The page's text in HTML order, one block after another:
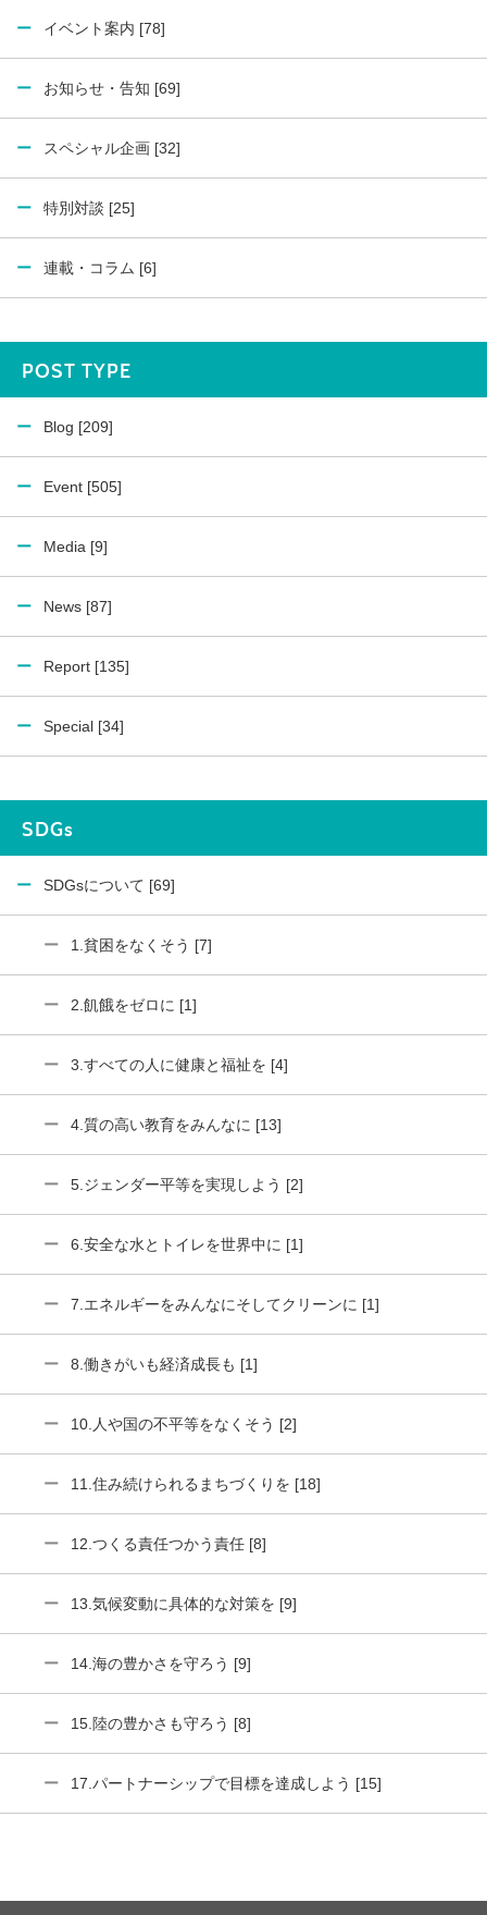
イベント案内 [78]
お知らせ・告知 [69]
スペシャル企画 [32]
特別対談 [25]
連載・コラム [6]
POST TYPE
Blog [209]
Event [505]
Media [9]
News [87]
Report [135]
Special [34]
SDGs
SDGsについて [69]
1.貧困をなくそう [7]
2.飢餓をゼロに [1]
3.すべての人に健康と福祉を [4]
4.質の高い教育をみんなに [13]
5.ジェンダー平等を実現しよう [2]
6.安全な水とトイレを世界中に [1]
7.エネルギーをみんなにそしてクリーンに [1]
8.働きがいも経済成長も [1]
10.人や国の不平等をなくそう [2]
11.住み続けられるまちづくりを [18]
12.つくる責任つかう責任 [8]
13.気候変動に具体的な対策を [9]
14.海の豊かさを守ろう [9]
15.陸の豊かさも守ろう [8]
17.パートナーシップで目標を達成しよう [15]